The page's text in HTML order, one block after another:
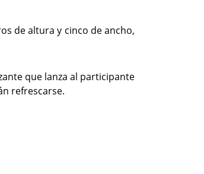
de altura y cinco de ancho,
que lanza al participante
refrescarse.